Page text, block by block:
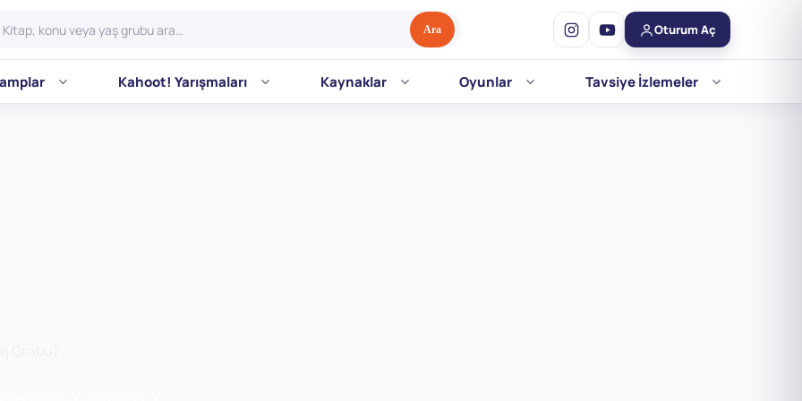
Ara Oturum Aç
Kahoot! Yarışmaları Kaynaklar Oyunlar Tavsiye İzlemeler